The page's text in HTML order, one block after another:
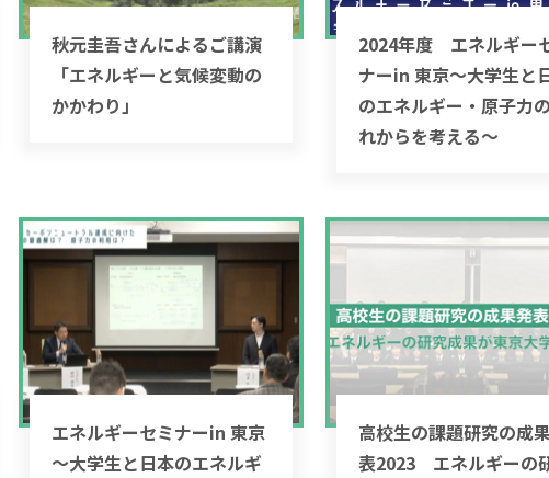
秋元圭吾さんによるご講演
「エネルギーと気候変動の
かかわり」
2024年度 エネルギー
ナーin 東京～大学生と
のエネルギー・原子力
れからを考える～
エネルギーセミナーin 東京
～大学生と日本のエネルギ
高校生の課題研究の成
表2023 エネルギーの